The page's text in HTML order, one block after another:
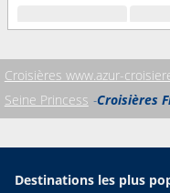
Croisières www.azur-
Seine Princess Croisières
Destinations les plus